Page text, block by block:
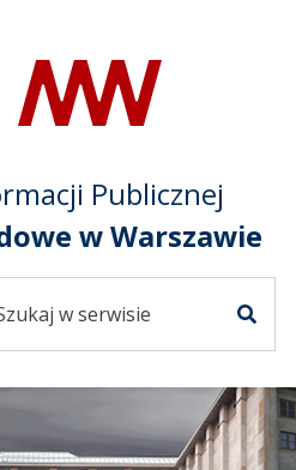
do
menu
do treści
do mapy
Publicznej
w Warszawie